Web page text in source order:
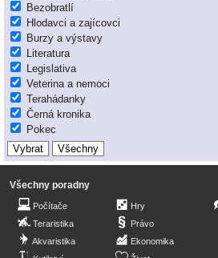
Bezobratlí
Hlodavci a zajícovci
Burzy a výstavy
Literatura
Legislativa
Veterina a nemoci
Terahádanky
Černá kronika
Pokec
Všechny poradny
Počítače
Teraristika
Akvaristika
Hry
Právo
Ekonomika